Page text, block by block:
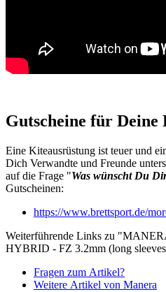
Gutscheine für Deine
Eine Kiteausrüstung ist teuer und
Dich Verwandte und Freunde
auf die Frage "Was wünscht Du
Gutscheinen:
https://www.brettsport.de/
Weiterführende Links zu
HYBRID - FZ 3.2mm (long
Fragen zum Artikel?
Weitere Artikel von Manera